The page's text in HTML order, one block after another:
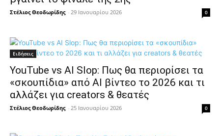
Στέλιος Θεοδωρίδης - 29 Ιανουαρίου 2026 0
Ειδήσεις
YouTube vs AI Slop: Πως θα περιορίσει τα
«σκουπίδια» από AI βίντεο το 2026 και τι
αλλάζει για creators & θεατές
Στέλιος Θεοδωρίδης - 25 Ιανουαρίου 2026 0